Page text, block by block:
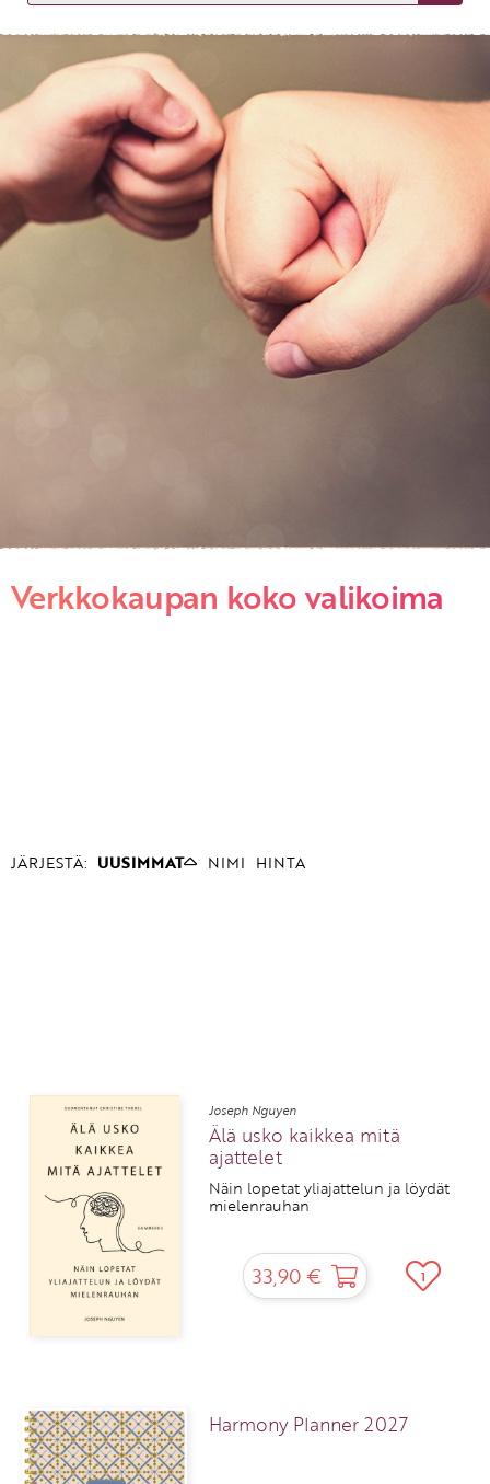
Etkö ole vielä asiakkaamme?
Luo asiakastili tästä!
Verkkokaupan koko valikoima
JÄRJESTÄ: UUSIMMAT NIMI HINTA
Joseph Nguyen
Älä usko kaikkea mitä
ajattelet
Näin lopetat yliajattelun ja löydät
mielenrauhan
33,90 € 1
Harmony Planner 2027